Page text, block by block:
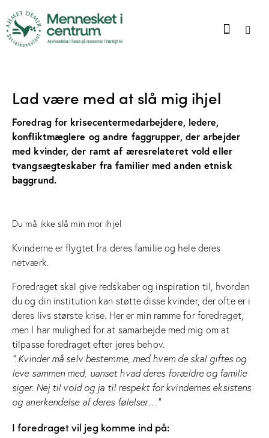
Lad være med at slå mig ihjel
Foredrag for krisecentermedarbejdere, ledere,
konfliktmæglere og andre faggrupper, der arbejder
med kvinder, der ramt af æresrelateret vold eller
tvangsægteskaber fra familier med anden etnisk
baggrund.
Du må ikke slå min mor ihjel
Kvinderne er flygtet fra deres familie og hele deres
netværk.
Foredraget skal give redskaber og inspiration til, hvordan
du og din institution kan støtte disse kvinder, der ofte er i
deres livs største krise. Her er min ramme for foredraget,
men I har mulighed for at samarbejde med mig om at
tilpasse foredraget efter jeres behov.
”..Kvinder må selv bestemme, med hvem de skal giftes og
leve sammen med, uanset hvad deres forældre og familie
siger. Nej til vold og ja til respekt for kvindernes eksistens
og anerkendelse af deres følelser…”
I foredraget vil jeg komme ind på: